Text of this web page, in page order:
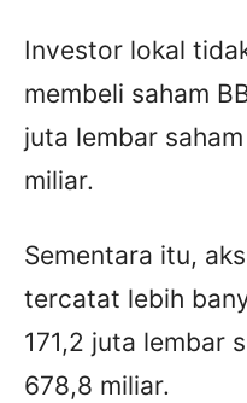
Investor lokal
membeli saham
juta lembar
miliar.
Sementara itu,
tercatat lebih
171,2 juta lembar
678,8 miliar.